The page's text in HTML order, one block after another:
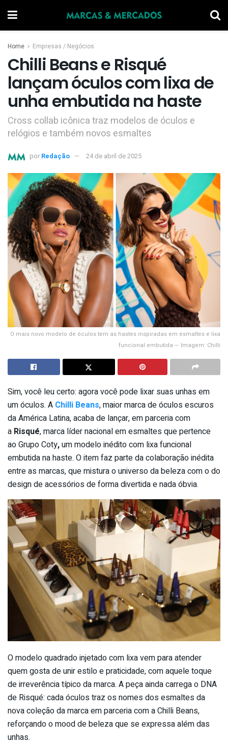
Home Empresas / Negócios
Chilli Beans e Risqué
lançam óculos com lixa de
unha embutida na haste
Cross collab icônica traz modelos de óculos e
relógios e também novos esmaltes
por Redação 24 de abril de 2025
O mais novo modelo de óculos tem as hastes inspiradas em esmaltes e lixa
funcional embutida — Imagem: Chilli
Sim, você leu certo: agora você pode lixar suas unhas em
um óculos. A Chilli Beans, maior marca de óculos escuros
da América Latina, acaba de lançar, em parceria com
a Risqué, marca líder nacional em esmaltes que pertence
ao Grupo Coty,um modelo inédito com lixa funcional
embutida na haste. O item faz parte da colaboração inédita
entre as marcas, que mistura o universo da beleza com o do
design de acessórios de forma divertida e nada óbvia.
O modelo quadrado injetado com lixa vem para atender
quem gosta de unir estilo e praticidade, com aquele toque
de irreverência típico da marca. A peça ainda carrega o DNA
de Risqué: cada óculos traz os nomes dos esmaltes da
nova coleção da marca em parceria com a Chilli Beans,
reforçando o mood de beleza que se expressa além das
unhas.